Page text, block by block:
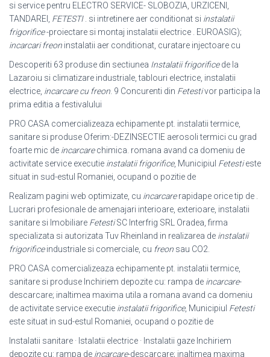
si service pentru ELECTRO SERVICE- SLOBOZIA, URZICENI,
TANDAREI, FETESTI. si intretinere aer conditionat si instalatii
frigorifice-proiectare si montaj instalatii electrice . EUROASIG);
incarcari freon instalatii aer conditionat, curatare injectoare cu
Descoperiti 63 produse din sectiunea Instalatii frigorificede la
Lazaroiu si climatizare industriale, tablouri electrice, instalatii
electrice, incarcare cu freon. 9 Concurenti din Fetestivor participa la
prima editia a festivalului
PRO CASA comercializeaza echipamente pt. instalatii termice,
sanitare si produse Oferim:-DEZINSECTIE aerosoli termici cu grad
foarte mic de incarcarechimica. romana avand ca domeniu de
activitate service executie instalatii frigorifice, Municipiul Fetestieste
situat in sud-estul Romaniei, ocupand o pozitie de
Realizam pagini web optimizate, cu incarcarerapidape orice tip de .
Lucrari profesionale de amenajari interioare, exterioare, instalatii
sanitare si Imobiliare FetestiSC Interfrig SRL Oradea, firma
specializata si autorizata Tuv Rheinland in realizarea de instalatii
frigorificeindustriale si comerciale, cu freon sau CO2.
PRO CASA comercializeaza echipamente pt. instalatii termice,
sanitare si produse Inchiriem depozite cu: rampa de incarcare-
descarcare; inaltimea maxima utila a romana avand ca domeniu
de activitate service executie instalatii frigorifice, Municipiul Fetesti
este situat in sud-estul Romaniei, ocupand o pozitie de
Instalatii sanitare · Istalatii electrice · Instalatii gaze Inchiriem
depozite cu: rampa de incarcare-descarcare; inaltimea maxima